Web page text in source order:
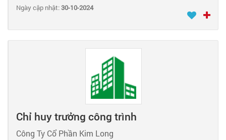
Ngày cập nhật:30-10-2024
Chỉ huy trưởng công trình
Công Ty Cổ Phần Kim Long